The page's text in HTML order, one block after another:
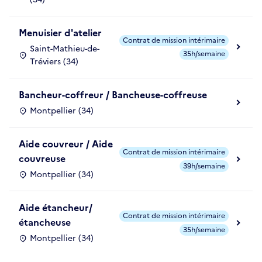
Menuisier d'atelier
Saint-Mathieu-de-
Tréviers (34)
Contrat de mission intérimaire
35h/semaine
Bancheur-coffreur / Bancheuse-coffreuse
Montpellier (34)
Aide couvreur / Aide
couvreuse
Montpellier (34)
Contrat de mission intérimaire
39h/semaine
Aide étancheur/
étancheuse
Montpellier (34)
Contrat de mission intérimaire
35h/semaine